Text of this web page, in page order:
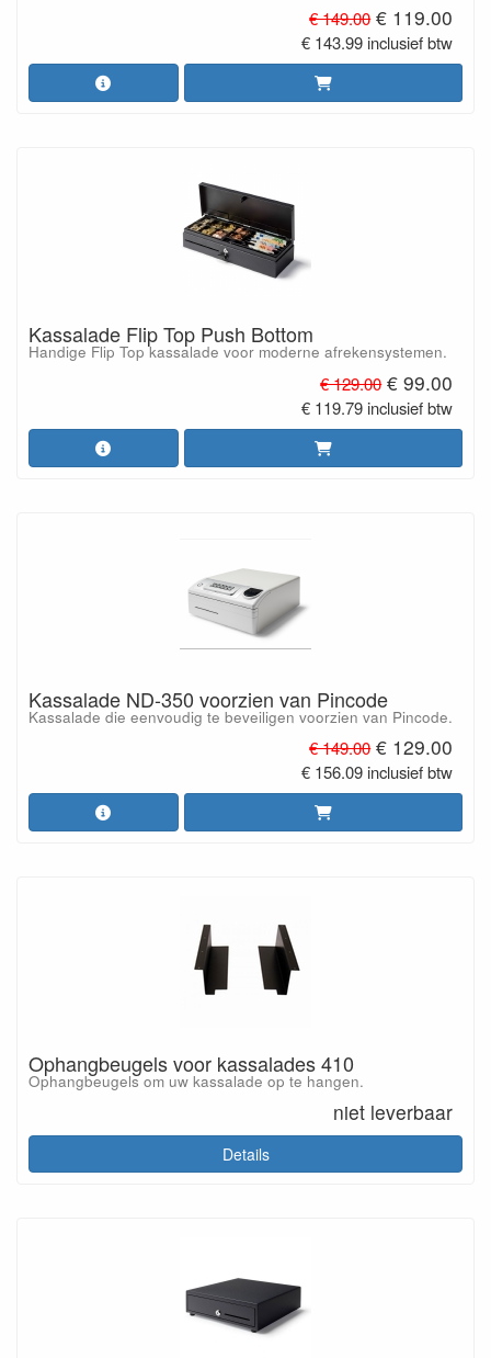
€ 149.00 € 119.00
€ 143.99 inclusief btw
Kassalade Flip Top Push Bottom
Handige Flip Top kassalade voor moderne afrekensystemen.
€ 129.00 € 99.00
€ 119.79 inclusief btw
Kassalade ND-350 voorzien van Pincode
Kassalade die eenvoudig te beveiligen voorzien van Pincode.
€ 149.00 € 129.00
€ 156.09 inclusief btw
Ophangbeugels voor kassalades 410
Ophangbeugels om uw kassalade op te hangen.
niet leverbaar
Details